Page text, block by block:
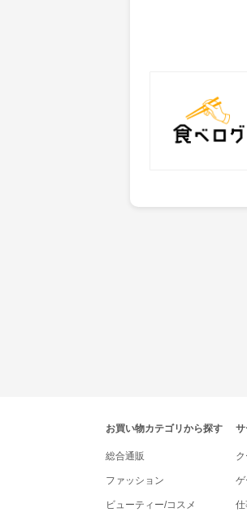
ポイント
獲得条件：サービス予
tenki.jpポイントモールナ
お買い物カテゴリから探す
総合通販
ファッション
ビューティー/コスメ
ゲ
仕